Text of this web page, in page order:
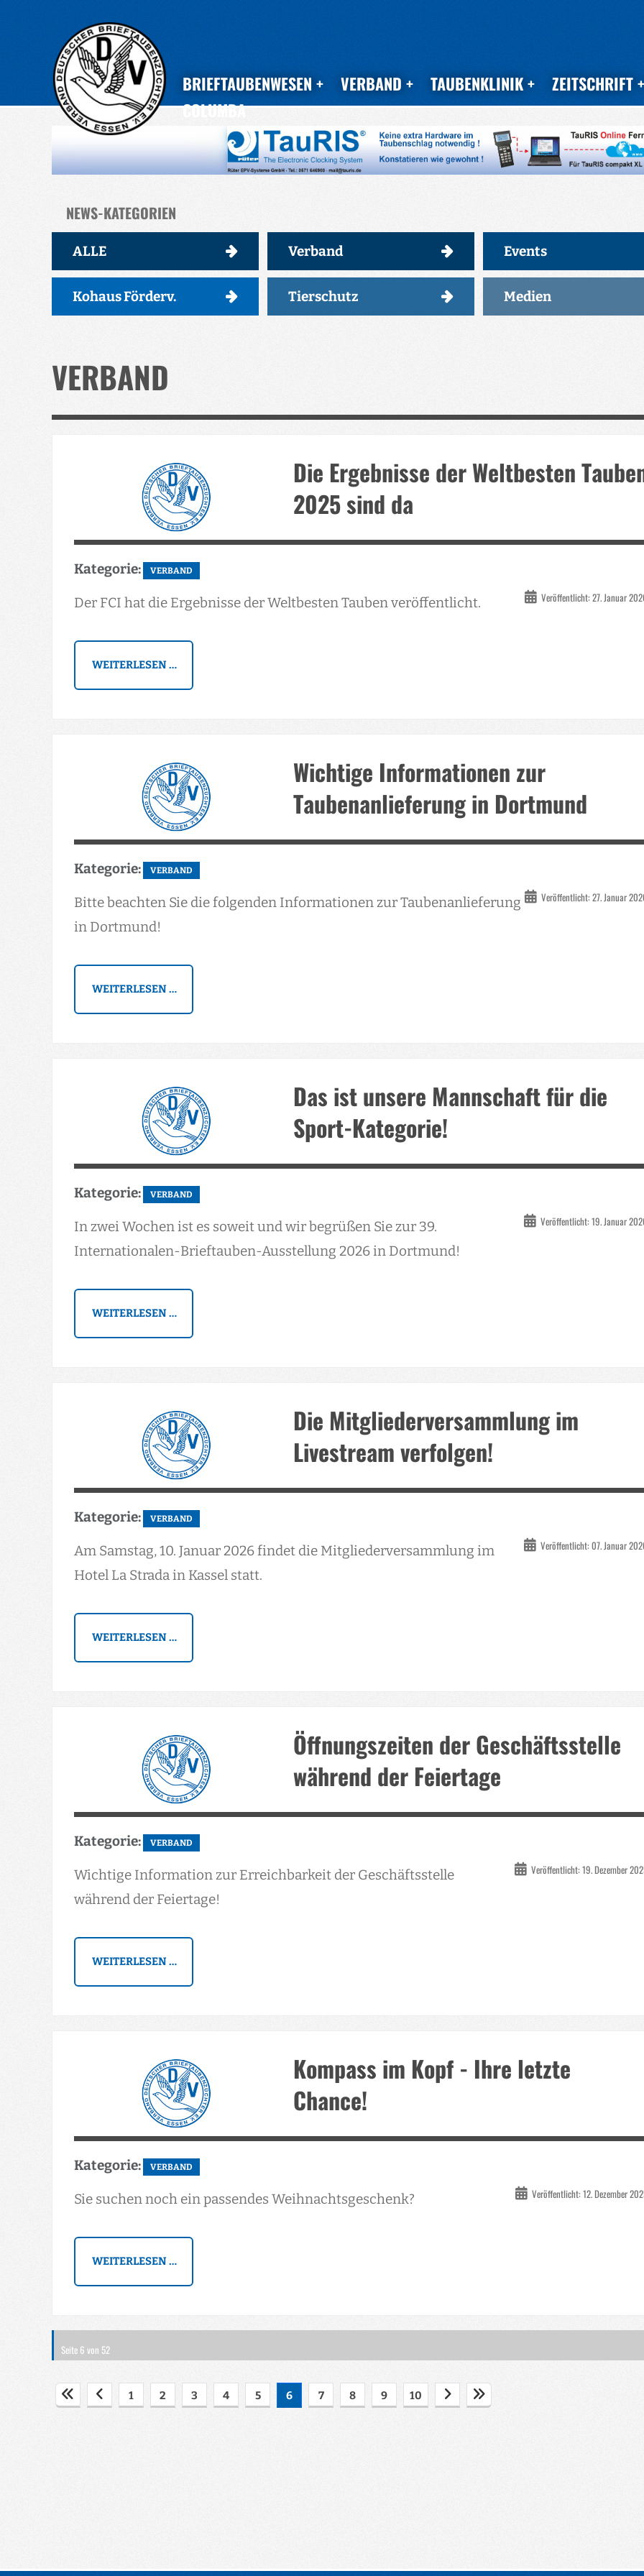
BRIEFTAUBENWESEN VERBAND TAUBENKLINIK
ZEITSCHRIFT
COLUMBA
NEWS-KATEGORIEN
ALLE Verband Events
Kohaus Förderv. Tierschutz Medien
VERBAND
Die Ergebnisse der Weltbesten
2025 sind da
Kategorie: VERBAND
Veröffentlicht: 27. Januar
Der FCI hat die Ergebnisse der Weltbesten Tauben veröffentlicht.
WEITERLESEN …
Wichtige Informationen zur
Taubenanlieferung in Dortmund
Kategorie: VERBAND
Veröffentlicht: 27. Januar
Bitte beachten Sie die folgenden Informationen zur Taubenanlieferung
in Dortmund!
WEITERLESEN …
Das ist unsere Mannschaft für die
Sport-Kategorie!
Kategorie: VERBAND
Veröffentlicht: 19. Januar
In zwei Wochen ist es soweit und wir begrüßen Sie zur 39.
Internationalen-Brieftauben-Ausstellung 2026 in Dortmund!
WEITERLESEN …
Die Mitgliederversammlung im
Livestream verfolgen!
Kategorie: VERBAND
Veröffentlicht: 07. Januar
Am Samstag, 10. Januar 2026 findet die Mitgliederversammlung im
Hotel La Strada in Kassel statt.
WEITERLESEN …
Öffnungszeiten der Geschäftsstelle
während der Feiertage
Kategorie: VERBAND
Veröffentlicht: 19. Dezember
Wichtige Information zur Erreichbarkeit der Geschäftsstelle
während der Feiertage!
WEITERLESEN …
Kompass im Kopf - Ihre letzte
Chance!
Kategorie: VERBAND
Veröffentlicht: 12. Dezember
Sie suchen noch ein passendes Weihnachtsgeschenk?
WEITERLESEN …
Seite 6 von 52
1 2 3 4 5 6 7 8 9 10